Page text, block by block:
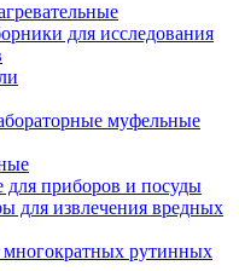
для исследования
муфельные
приборов и посуды
для извлечения вредных
рутинных